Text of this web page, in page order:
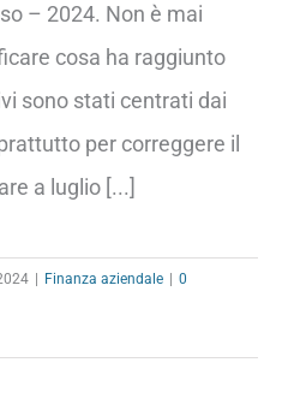
– 2024. Non è mai
cosa ha raggiunto
sono stati centrati dai
per correggere il
a luglio [...]
Finanza aziendale
0